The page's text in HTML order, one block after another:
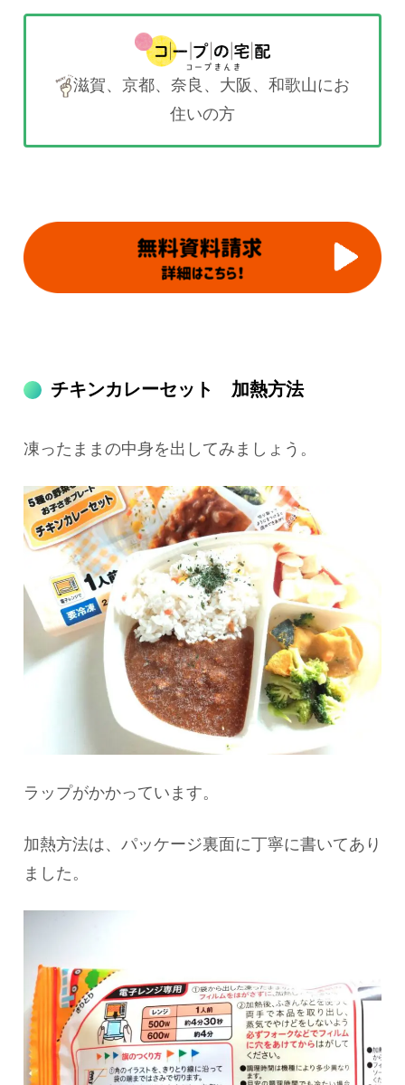
滋賀、京都、奈良、大阪、和歌山にお
住いの方
チキンカレーセット 加熱方法
凍ったままの中身を出してみましょう。
ラップがかかっています。
加熱方法は、パッケージ裏面に丁寧に書いてあり
ました。